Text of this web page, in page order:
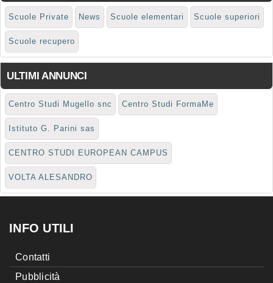
Scuole Private News Scuole elementari Scuole superiori
Scuole recupero
ULTIMI ANNUNCI
Centro Studi Mugello snc Centro Studi FormaMe
Istituto G. Parini sas
CENTRO STUDI EUROPEAN CAMPUS
VOLTA ALESANDRO
INFO UTILI
Contatti
Pubblicità